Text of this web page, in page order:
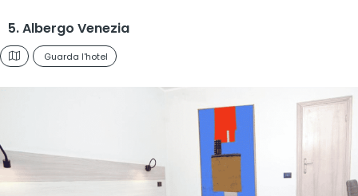
5. Albergo Venezia
Guarda l'hotel